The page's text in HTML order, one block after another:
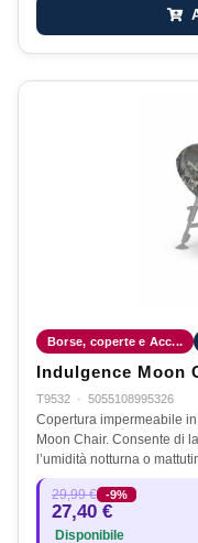
Borse, coperte e Acc...
Indulgence Moon
T9532 · 5055108995326
Copertura impermeabile
Moon Chair. Consente di
l’umidità notturna o
29,99 € -9%
27,40 €
Disponibile